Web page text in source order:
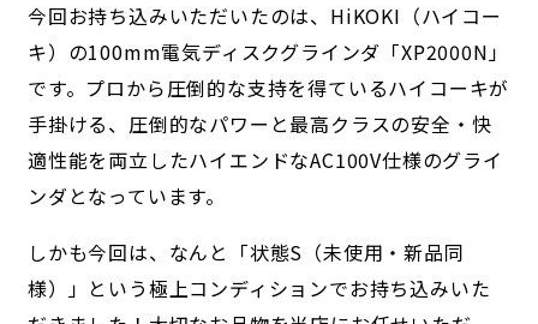
今回お持ち込みいただいたのは、HiKOKI（ハイコー
キ）の100mm電気ディスクグラインダ「XP2000N」
です。プロから圧倒的な支持を得ているハイコーキが
手掛ける、圧倒的なパワーと最高クラスの安全・快
適性能を両立したハイエンドなAC100V仕様のグライ
ンダとなっています。
しかも今回は、なんと「状態S（未使用・新品同
様）」という極上コンディションでお持ち込みいた